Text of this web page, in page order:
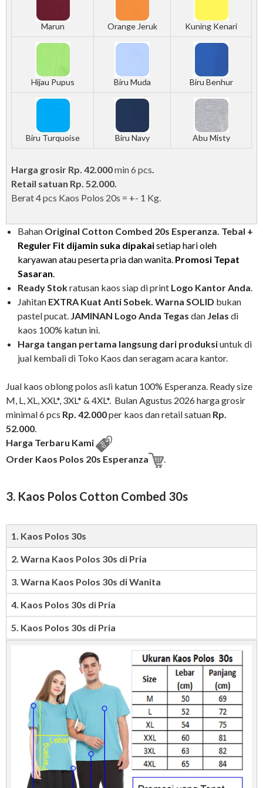
Marun Orange Jeruk Kuning Kenari
Hijau Pupus Biru Muda Biru Benhur
Biru Turquoise Biru Navy Abu Misty
Harga grosir Rp. 42.000min 6 pcs.
Retail satuan Rp. 52.000.
Berat 4 pcs Kaos Polos 20s = +- 1 Kg.
Bahan Original Cotton Combed 20s Esperanza. Tebal +
Reguler Fit dijamin suka dipakaisetiap hari oleh
karyawan atau peserta pria dan wanita. Promosi Tepat
Sasaran.
Ready Stokratusan kaos siap di print Logo KantorAnda.
Jahitan EXTRA Kuat Anti Sobek. Warna SOLID bukan
pastel pucat. JAMINAN Logo Anda Tegas dan Jelas di
kaos 100% katun ini.
Harga tangan pertama langsung dari produksiuntuk di
jual kembali di Toko Kaos dan seragam acara kantor.
Jual kaos oblong polos asli katun 100% Esperanza. Ready size
M, L, XL, XXL*, 3XL* & 4XL*. Bulan Agustus 2026 harga grosir
minimal 6 pcs Rp. 42.000per kaos dan retail satuan Rp.
52.000.
Harga Terbaru Kami
Order Kaos Polos 20s Esperanza
.
3. Kaos Polos Cotton Combed 30s
1. Kaos Polos 30s
2. Warna Kaos Polos 30s di Pria
3. Warna Kaos Polos 30s di Wanita
4. Kaos Polos 30s di Pria
5. Kaos Polos 30s di Pria